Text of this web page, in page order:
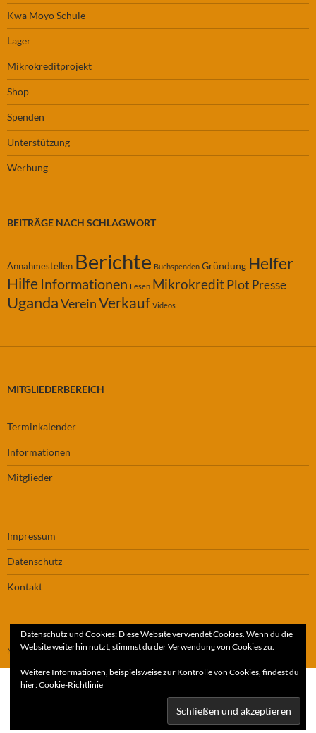
Kwa Moyo Schule
Lager
Mikrokreditprojekt
Shop
Spenden
Unterstützung
Werbung
BEITRÄGE NACH SCHLAGWORT
Annahmestellen Berichte Buchspenden Gründung Helfer
Hilfe Informationen Lesen MikrokreditPlot Presse
UgandaVereinVerkauf Videos
MITGLIEDERBEREICH
Terminkalender
Informationen
Mitglieder
Impressum
Datenschutz
Kontakt
Mit Stolz präsentiert von WordPress
Datenschutz und Cookies: Diese Website verwendet Cookies. Wenn du die
Website weiterhin nutzt, stimmst du der Verwendung von Cookies zu.
Weitere Informationen, beispielsweise zur Kontrolle von Cookies, findest du
hier:Cookie-Richtlinie